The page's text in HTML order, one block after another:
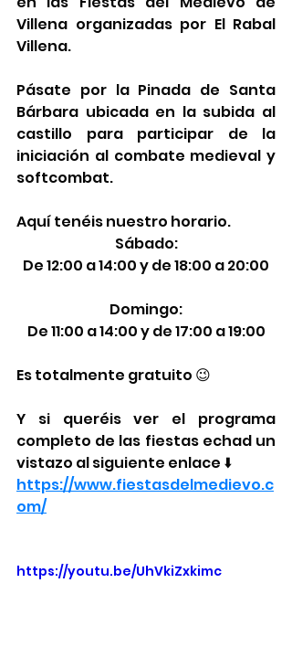
Villena organizadas por El Rabal
Villena.
Pásate por la Pinada de Santa
Bárbara ubicada en la subida al
castillo para participar de la
iniciación al combate medieval y
softcombat.
Aquí tenéis nuestro horario.
Sábado:
De 12:00 a 14:00 y de 18:00 a 20:00
Domingo:
De 11:00 a 14:00 y de 17:00 a 19:00
Es totalmente gratuito 😉
Y si queréis ver el programa
completo de las fiestas echad un
vistazo al siguiente enlace ⬇️
https://www.fiestasdelmedievo.c
om/
https://youtu.be/UhVkiZxkimc